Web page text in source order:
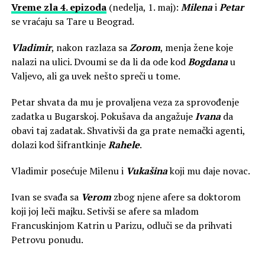
Vreme zla 4. epizoda(nedelja, 1. maj): MilenaiPetar
se vraćaju sa Tare u Beograd.
Vladimir, nakon razlaza saZorom, menja žene koje
nalazi na ulici. Dvoumi se da li da ode kodBogdanau
Valjevo, ali ga uvek nešto spreči u tome.
Petar shvata da mu je provaljena veza za sprovođenje
zadatka u Bugarskoj. Pokušava da angažujeIvanada
obavi taj zadatak. Shvativši da ga prate nemački agenti,
dolazi kod šifrantkinjeRahele.
Vladimir posećuje Milenu i Vukašinakoji mu daje novac.
Ivan se svađa sa Veromzbog njene afere sa doktorom
koji joj leči majku. Setivši se afere sa mladom
Francuskinjom Katrin u Parizu, odluči se da prihvati
Petrovu ponudu.